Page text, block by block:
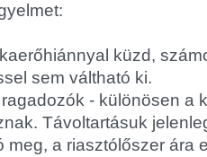
küzd,
sem váltható ki.
- különösen a
Távoltartásuk
meg, a riasztólőszer ára